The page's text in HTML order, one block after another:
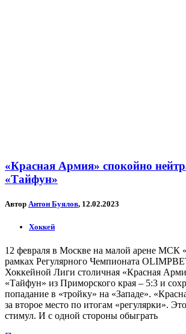
«Красная Армия» спокойно
«Тайфун»
Автор Антон Буялов, 12.02.2023
Хоккей
12 февраля в Москве на малой арене
рамках Регулярного Чемпионата
Хоккейной Лиги столичная «Красная
«Тайфун» из Приморского края – 5:3 и
попадание в «тройку» на «Западе».
за второе место по итогам «регулярки».
стимул. И с одной стороны обыграть